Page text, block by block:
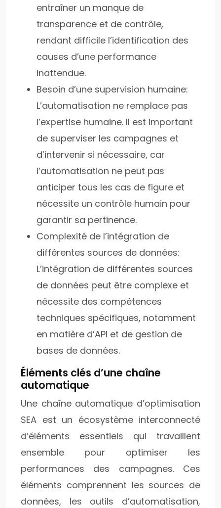
entraîner un manque de
transparence et de contrôle,
rendant difficile l’identification des
causes d’une performance
inattendue.
Besoin d’une supervision humaine:
L’automatisation ne remplace pas
l’expertise humaine. Il est important
de superviser les campagnes et
d’intervenir si nécessaire, car
l’automatisation ne peut pas
anticiper tous les cas de figure et
nécessite un contrôle humain pour
garantir sa pertinence.
Complexité de l’intégration de
différentes sources de données:
L’intégration de différentes sources
de données peut être complexe et
nécessite des compétences
techniques spécifiques, notamment
en matière d’API et de gestion de
bases de données.
Éléments clés d’une chaîne
automatique
Une chaîne automatique d’optimisation
SEA est un écosystème interconnecté
d’éléments essentiels qui travaillent
ensemble pour optimiser les
performances des campagnes. Ces
éléments comprennent les sources de
données, les outils d’automatisation,